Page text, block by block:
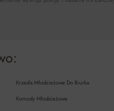
Krzesła Młodzieżowe Do Biurka
Komody Młodzieżowe